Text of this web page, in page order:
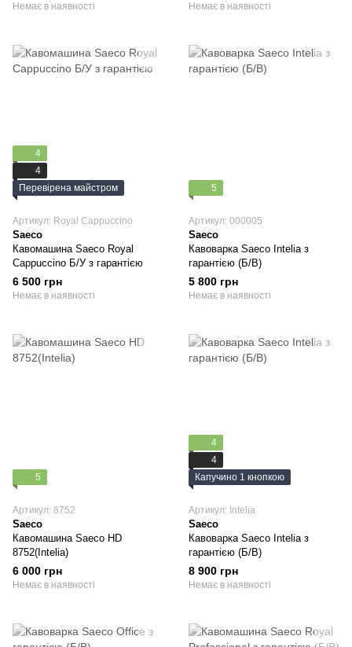
Немає в наявності Немає в наявності
4
4
Перевірена майстром
Артикул: Royal Cappuccino
Saeco
Кавомашина Saeco Royal
Cappuccino Б/У з гарантією
6 500 грн
Немає в наявності
5
Артикул: 000005
Saeco
Кавоварка Saeco Intelia з
гарантією (Б/В)
5 800 грн
Немає в наявності
5
Артикул: 8752
Saeco
Кавомашина Saeco HD
8752(Intelia)
6 000 грн
Немає в наявності
4
4
Капучино 1 кнопкою
Артикул: Intelia
Saeco
Кавоварка Saeco Intelia з
гарантією (Б/В)
8 900 грн
Немає в наявності